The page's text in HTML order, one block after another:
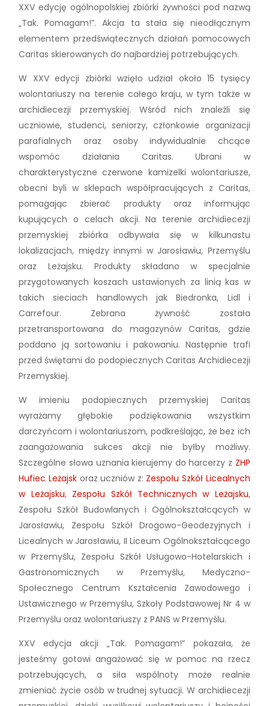
XXV edycję ogólnopolskiej zbiórki żywności pod nazwą
„Tak. Pomagam!”. Akcja ta stała się nieodłącznym
elementem przedświątecznych działań pomocowych
Caritas skierowanych do najbardziej potrzebujących.
W XXV edycji zbiórki wzięło udział około 15 tysięcy
wolontariuszy na terenie całego kraju, w tym także w
archidiecezji przemyskiej. Wśród nich znaleźli się
uczniowie, studenci, seniorzy, członkowie organizacji
parafialnych oraz osoby indywidualnie chcące
wspomóc działania Caritas. Ubrani w
charakterystyczne czerwone kamizelki wolontariusze,
obecni byli w sklepach współpracujących z Caritas,
pomagając zbierać produkty oraz informując
kupujących o celach akcji. Na terenie archidiecezji
przemyskiej zbiórka odbywała się w kilkunastu
lokalizacjach, między innymi w Jarosławiu, Przemyślu
oraz Leżajsku. Produkty składano w specjalnie
przygotowanych koszach ustawionych za linią kas w
takich sieciach handlowych jak Biedronka, Lidl i
Carrefour. Zebrana żywność została
przetransportowana do magazynów Caritas, gdzie
poddano ją sortowaniu i pakowaniu. Następnie trafi
przed świętami do podopiecznych Caritas Archidiecezji
Przemyskiej.
W imieniu podopiecznych przemyskiej Caritas
wyrażamy głębokie podziękowania wszystkim
darczyńcom i wolontariuszom, podkreślając, że bez ich
zaangażowania sukces akcji nie byłby możliwy.
Szczególne słowa uznania kierujemy do harcerzy z ZHP
Hufiec Leżajskoraz uczniów z: Zespołu Szkół Licealnych
w Leżajsku, Zespołu Szkół Technicznych w Leżajsku,
Zespołu Szkół Budowlanych i Ogólnokształcących w
Jarosławiu, Zespołu Szkół Drogowo-Geodezyjnych i
Licealnych w Jarosławiu, II Liceum Ogólnokształcącego
w Przemyślu, Zespołu Szkół Usługowo-Hotelarskich i
Gastronomicznych w Przemyślu, Medyczno-
Społecznego Centrum Kształcenia Zawodowego i
Ustawicznego w Przemyślu, Szkoły Podstawowej Nr 4 w
Przemyślu oraz wolontariuszy z PANS w Przemyślu.
XXV edycja akcji „Tak. Pomagam!” pokazała, że
jesteśmy gotowi angażować się w pomoc na rzecz
potrzebujących, a siła wspólnoty może realnie
zmieniać życie osób w trudnej sytuacji. W archidiecezji